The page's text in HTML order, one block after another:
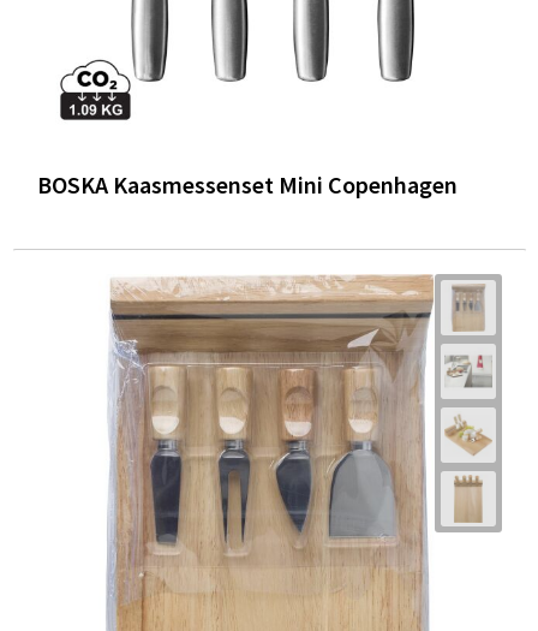
BOSKA Kaasmessenset Mini Copenhagen